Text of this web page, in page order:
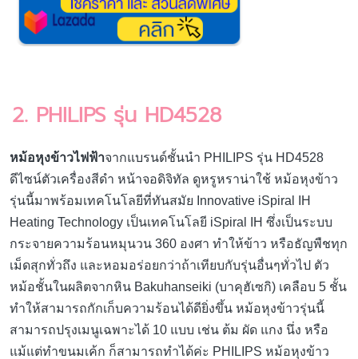
2. PHILIPS รุ่น HD4528
หม้อหุงข้าวไฟฟ้าจากแบรนด์ชั้นนำ PHILIPS รุ่น HD4528
ดีไซน์ตัวเครื่องสีดำ หน้าจอดิจิทัล ดูหรูหราน่าใช้ หม้อหุงข้าว
รุ่นนี้มาพร้อมเทคโนโลยีที่ทันสมัย Innovative iSpiral IH
Heating Technology เป็นเทคโนโลยี iSpiral IH ซึ่งเป็นระบบ
กระจายความร้อนหมุนวน 360 องศา ทำให้ข้าว หรือธัญพืชทุก
เม็ดสุกทั่วถึง และหอมอร่อยกว่าถ้าเทียบกับรุ่นอื่นๆทั่วไป ตัว
หม้อชั้นในผลิตจากหิน Bakuhanseiki (บาคุฮัเซกิ) เคลือบ 5 ชั้น
ทำให้สามารถกักเก็บความร้อนได้ดียิ่งขึ้น หม้อหุงข้าวรุ่นนี้
สามารถปรุงเมนูเฉพาะได้ 10 แบบ เช่น ต้ม ผัด แกง นึ่ง หรือ
แม้แต่ทำขนมเค้ก ก็สามารถทำได้ค่ะ PHILIPS หม้อหุงข้าว